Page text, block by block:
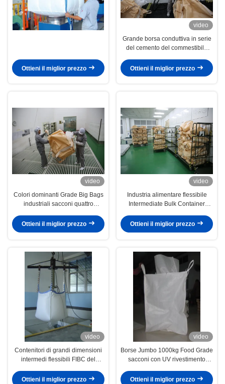
Ottieni il miglior prezzo
video
Grande borsa conduttiva in serie
del cemento del commestibile
dell'incrocio
Ottieni il miglior prezzo
video
Colori dominanti Grade Big Bags
industriali sacconi quattro
Ottieni il miglior prezzo
video
Industria alimentare flessibile
Intermediate Bulk Container
Ottieni il miglior prezzo
video
Contenitori di grandi dimensioni
intermedi flessibili FIBC del
commestibile
Ottieni il miglior prezzo
video
Borse Jumbo 1000kg Food Grade
sacconi con UV rivestimento
Ottieni il miglior prezzo